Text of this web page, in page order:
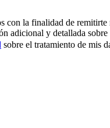
la finalidad de
adicional y detallada sobre
sobre el tratamiento de mis